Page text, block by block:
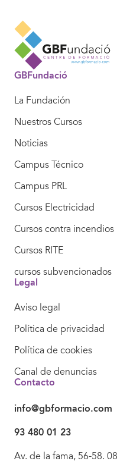
GBFundació
La Fundación
Nuestros Cursos
Noticias
Campus Técnico
Campus PRL
Cursos Electricidad
Cursos contra incendios
Cursos RITE
cursos subvencionados
Legal
Aviso legal
Política de privacidad
Política de cookies
Canal de denuncias
Contacto
info@gbformacio.com
93 480 01 23
Av. de la fama, 56-58.